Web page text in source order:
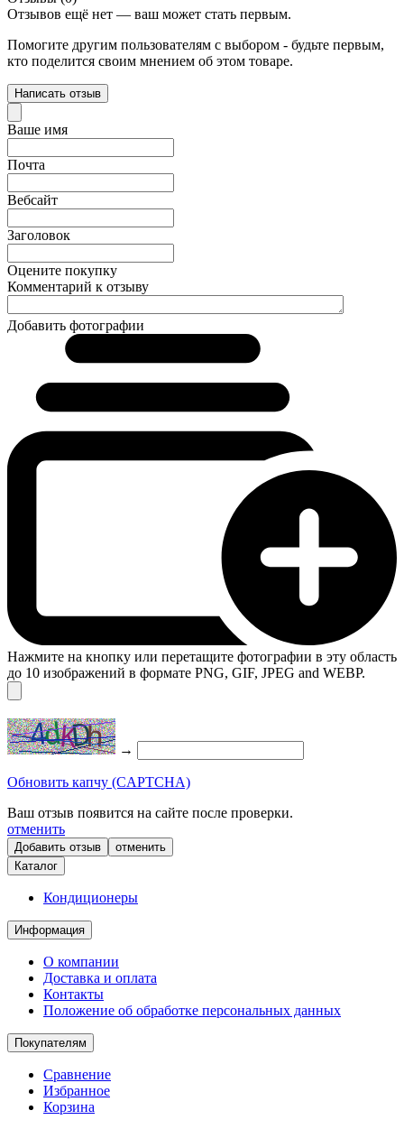
Отзывов ещё нет — ваш может стать первым.
Помогите другим пользователям с выбором - будьте первым,
кто поделится своим мнением об этом товаре.
Написать отзыв
Ваше имя
Почта
Вебсайт
Заголовок
Оцените покупку
Комментарий к отзыву
Добавить фотографии
Нажмите на кнопку или перетащите фотографии в эту область
до 10 изображений в формате PNG, GIF, JPEG and WEBP.
→
Обновить капчу (CAPTCHA)
Ваш отзыв появится на сайте после проверки.
отменить
отменить
Каталог
Кондиционеры
Информация
О компании
Доставка и оплата
Контакты
Положение об обработке персональных данных
Покупателям
Сравнение
Избранное
Корзина